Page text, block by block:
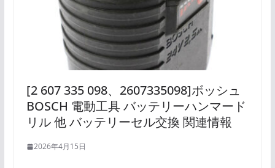
[2 607 335 098、2607335098]ボッシュ
BOSCH 電動工具 バッテリーハンマード
リル 他 バッテリーセル交換 関連情報
2026年4月15日